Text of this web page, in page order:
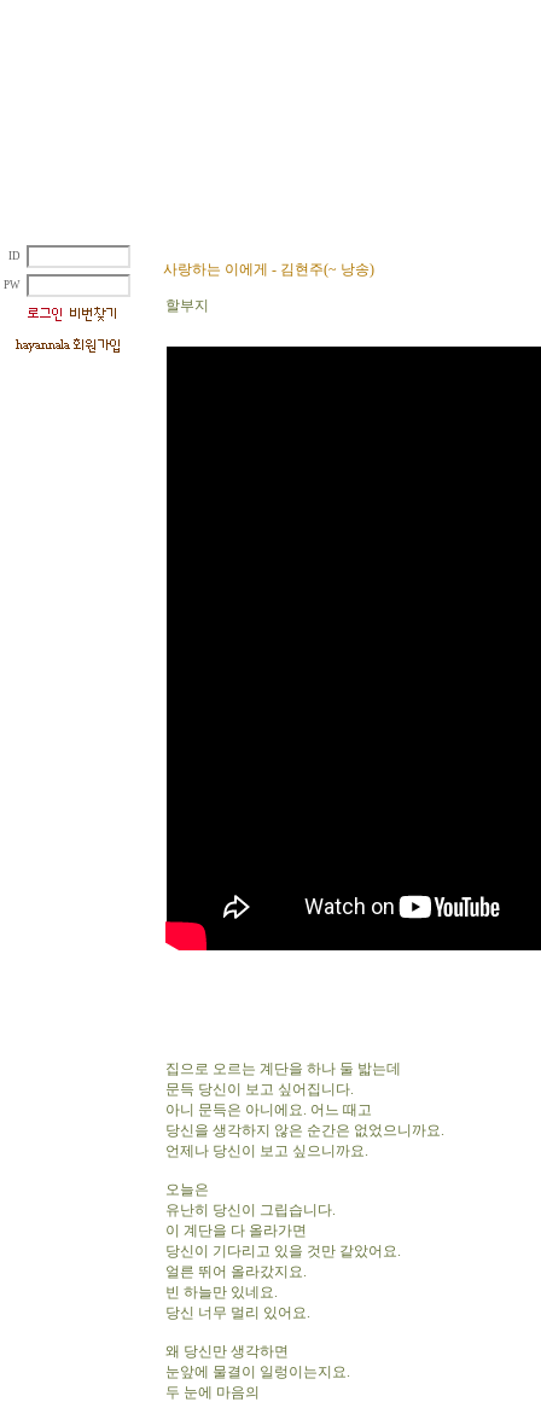
ID
PW
사랑하는 이에게 - 김현주(~ 낭송)
할부지
집으로 오르는 계단을 하나 둘 밟는데
문득 당신이 보고 싶어집니다.
아니 문득은 아니에요. 어느 때고
당신을 생각하지 않은 순간은 없었으니까요.
언제나 당신이 보고 싶으니까요.
오늘은
유난히 당신이 그립습니다.
이 계단을 다 올라가면
당신이 기다리고 있을 것만 같았어요.
얼른 뛰어 올라갔지요.
빈 하늘만 있네요.
당신 너무 멀리 있어요.
왜 당신만 생각하면
눈앞에 물결이 일렁이는지요.
두 눈에 마음의